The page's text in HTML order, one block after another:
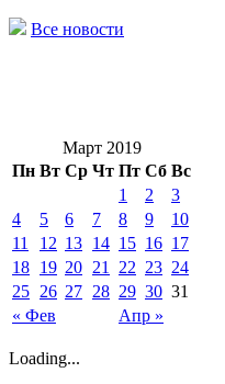
Все новости
Март 2019
Пн Вт Ср Чт Пт Сб Вс
« Фев Апр »
1 2
3
4
5 6 7 8 9
10
11
12 13 14 15 16 17
18 19 20 21 22 23 24
25 26 27 28 29 30 31
Loading...